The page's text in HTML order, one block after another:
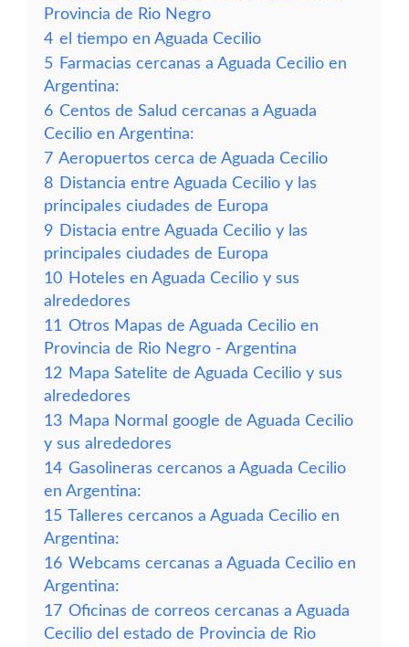
Provincia de Rio Negro
4 el tiempo en Aguada Cecilio
5 Farmacias cercanas a Aguada Cecilio en
Argentina:
6 Centos de Salud cercanas a Aguada
Cecilio en Argentina:
7 Aeropuertos cerca de Aguada Cecilio
8 Distancia entre Aguada Cecilio y las
principales ciudades de Europa
9 Distacia entre Aguada Cecilio y las
principales ciudades de Europa
10 Hoteles en Aguada Cecilio y sus
alrededores
11 Otros Mapas de Aguada Cecilio en
Provincia de Rio Negro - Argentina
12 Mapa Satelite de Aguada Cecilio y sus
alrededores
13 Mapa Normal google de Aguada Cecilio
y sus alrededores
14 Gasolineras cercanos a Aguada Cecilio
en Argentina:
15 Talleres cercanos a Aguada Cecilio en
Argentina:
16 Webcams cercanas a Aguada Cecilio en
Argentina:
17 Oficinas de correos cercanas a Aguada
Cecilio del estado de Provincia de Rio